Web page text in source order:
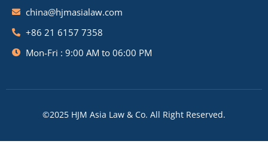
china@hjmasialaw.com
+86 21 6157 7358
Mon-Fri : 9:00 AM to 06:00 PM
©2025 HJM Asia Law & Co. All Right Reserved.